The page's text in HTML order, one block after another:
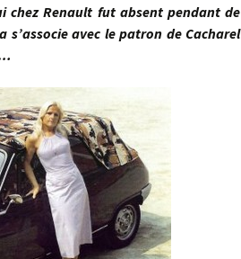
chez Renault fut absent pendant de
s’associe avec le patron de Cacharel